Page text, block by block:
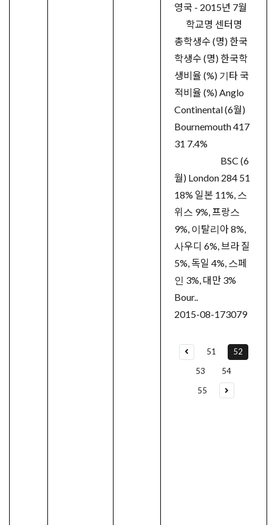
영국 - 2015년 7월
학교명 센터명
총학생수 (명) 한국
학생수 (명) 한국학
생비율 (%) 기타 국
적비율 (%) Anglo
Continental (6월)
Bournemouth 417
31 7.4%
BSC (6
월) London 284 51
18% 일본 11%, 스
위스 9%, 프랑스
9%, 이탈리아 8%,
사우디 6%, 브라 질
5%, 독일 4%, 스페
인 3%, 대만 3%
Bour..
2015-08-173079
51
52
53
54
55